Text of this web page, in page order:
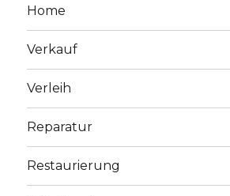
Home
Verkauf
Verleih
Reparatur
Restaurierung